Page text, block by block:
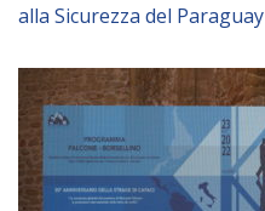
alla Sicurezza del Paraguay